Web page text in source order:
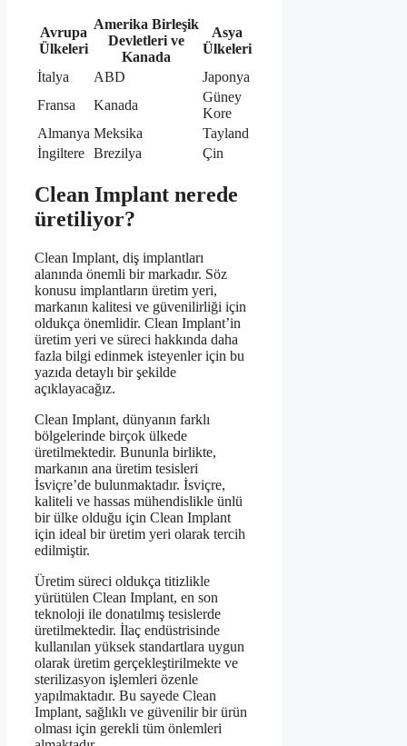
Avrupa
Ülkeleri
Amerika Birleşik
Devletleri ve
Kanada
Asya
Ülkeleri
İtalya
ABD
Japonya
Fransa
Kanada
Güney
Kore
Almanya Meksika
Tayland
İngiltere Brezilya Çin
Clean Implant nerede
üretiliyor?
Clean Implant, diş implantları
alanında önemli bir markadır. Söz
konusu implantların üretim yeri,
markanın kalitesi ve güvenilirliği için
oldukça önemlidir. Clean Implant’in
üretim yeri ve süreci hakkında daha
fazla bilgi edinmek isteyenler için bu
yazıda detaylı bir şekilde
açıklayacağız.
Clean Implant, dünyanın farklı
bölgelerinde birçok ülkede
üretilmektedir. Bununla birlikte,
markanın ana üretim tesisleri
İsviçre’de bulunmaktadır. İsviçre,
kaliteli ve hassas mühendislikle ünlü
bir ülke olduğu için Clean Implant
için ideal bir üretim yeri olarak tercih
edilmiştir.
Üretim süreci oldukça titizlikle
yürütülen Clean Implant, en son
teknoloji ile donatılmış tesislerde
üretilmektedir. İlaç endüstrisinde
kullanılan yüksek standartlara uygun
olarak üretim gerçekleştirilmekte ve
sterilizasyon işlemleri özenle
yapılmaktadır. Bu sayede Clean
Implant, sağlıklı ve güvenilir bir ürün
olması için gerekli tüm önlemleri